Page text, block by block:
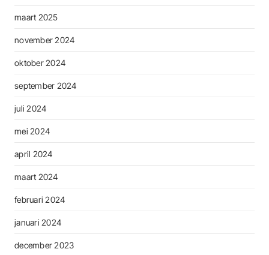
maart 2025
november 2024
oktober 2024
september 2024
juli 2024
mei 2024
april 2024
maart 2024
februari 2024
januari 2024
december 2023